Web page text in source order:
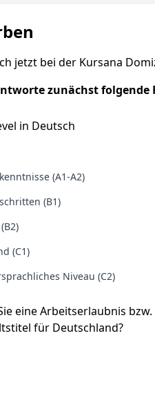
jetzt bei der Kursana
zunächst folgende
in Deutsch
(A1-A2)
(B1)
(C1)
Niveau (C2)
eine Arbeitserlaubnis
für Deutschland?